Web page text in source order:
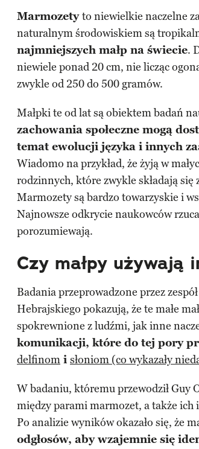
Marmozetyto niewielkie naczelne
naturalnym środowiskiem są
najmniejszych małp na świecie.
niewiele ponad 20 cm, nie licząc
zwykle od 250 do 500 gramów.
Małpki te od lat są obiektem badań
zachowania społeczne mogą
temat ewolucji języka i innych
Wiadomo na przykład, że żyją w
rodzinnych, które zwykle składają
Marmozety są bardzo towarzyskie i
Najnowsze odkrycie naukowców
porozumiewają.
Czy małpy używają
Badania przeprowadzone przez
Hebrajskiego pokazują, że te małe
spokrewnione z ludźmi, jak inne
komunikacji, które do tej pory
delfinom i słoniom (co wykazały
W badaniu, któremu przewodził Guy
między parami marmozet, a także
Po analizie wyników okazało się, że
odgłosów, aby wzajemnie się